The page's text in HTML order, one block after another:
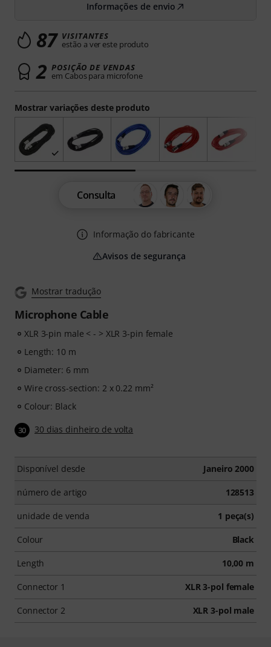
Mostrar tradução
Microphone Cable
XLR 3-pin male < - > XLR 3-pin female
Length: 10 m
Diameter: 6 mm
Wire cross-section: 2 x 0.22 mm²
Colour: Black
30 30 dias dinheiro de volta
Disponível desde Janeiro 2000
número de artigo 128513
unidade de venda 1 peça(s)
Colour Black
Length 10,00 m
Connector 1 XLR 3-pol female
Connector 2 XLR 3-pol male
Mostrar variações deste produto
Informações de envio
87 VISITANTES
estão a ver este produto
2 POSIÇÃO DE VENDAS
em Cabos para microfone
Consulta
Informação do fabricante
Avisos de segurança